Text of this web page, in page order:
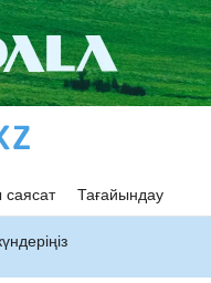
Тағайындау